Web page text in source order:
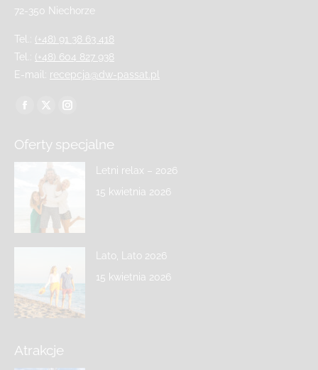
72-350 Niechorze
Tel.: (+48) 91 38 63 418
Tel.: (+48) 604 827 938
E-mail: recepcja@dw-passat.pl
Znajdź nas na:
Oferty specjalne
Letni relax – 2026
15 kwietnia 2026
Lato, Lato 2026
15 kwietnia 2026
Atrakcje